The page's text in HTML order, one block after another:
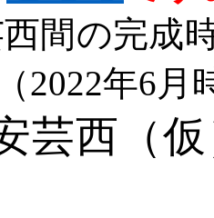
間の完成
2022年6月
芸西（